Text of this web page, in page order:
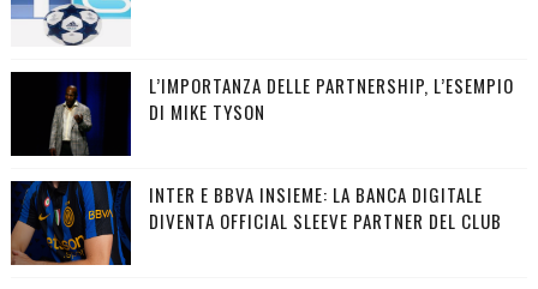
L’IMPORTANZA DELLE PARTNERSHIP, L’ESEMPIO
DI MIKE TYSON
INTER E BBVA INSIEME: LA BANCA DIGITALE
DIVENTA OFFICIAL SLEEVE PARTNER DEL CLUB